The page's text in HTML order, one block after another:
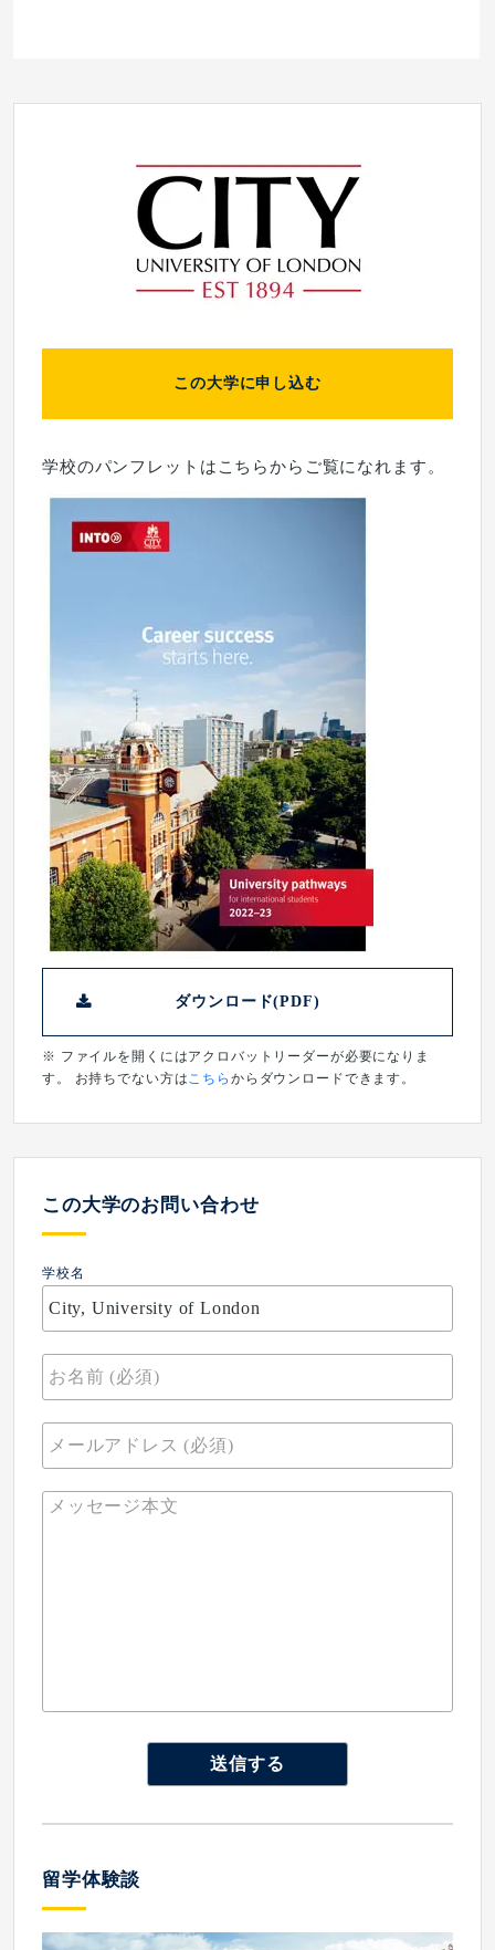
この大学に申し込む
学校のパンフレットはこちらからご覧になれます。
ダウンロード(PDF)
※ ファイルを開くにはアクロバットリーダーが必要になりま
す。 お持ちでない方は こちら からダウンロードできます。
この大学のお問い合わせ
学校名
留学体験談